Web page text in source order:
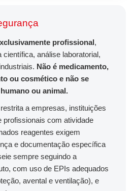
profissional,
científica, análise laboratorial,
Não é medicamento,
ou cosmético e não se
ou animal.
a empresas, instituições
profissionais com atividade
reagentes exigem
e documentação específica
sempre seguindo a
com uso de EPIs adequados
avental e ventilação), e